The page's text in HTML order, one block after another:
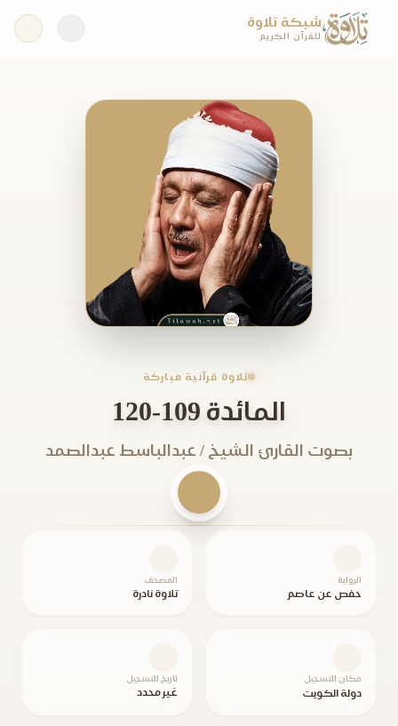
شبكة تلاوة
للقرآن الكريم
تلاوة قرآنية مباركة
المائدة 109-120
بصوت القارئ الشيخ / عبدالباسط عبدالصمد
الرواية
حفص عن عاصم
المصحف
تلاوة نادرة
مكان التسجيل
دولة الكويت
تاريخ التسجيل
غير محدد